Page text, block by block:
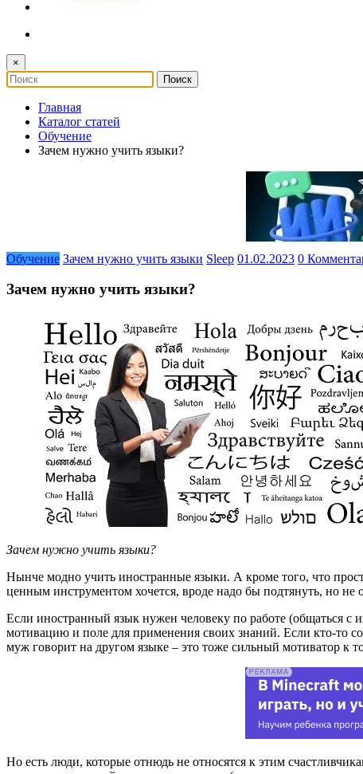
×
Главная
Каталог статей
Обучение
Зачем нужно учить языки?
Обучение Зачем нужно учить языки Sleep 01.02.2023 0
Зачем нужно учить языки?
Зачем нужно учить языки?
Нынче модно учить иностранные языки. А кроме того, что
ценным инструментом хочется, вроде надо бы подтянуть, но не
Если иностранный язык нужен человеку по работе (общаться с
мотивацию и поле для применения своих знаний. Если кто-то
муж говорит на другом языке – это тоже сильный мотиватор к
Но есть люди, которые отнюдь не относятся к этим